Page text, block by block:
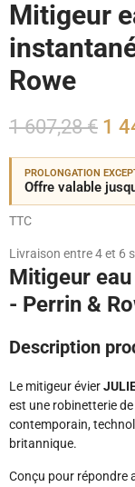
Mitigeur
Rowe
1 607,28 € 1
PROLONGATION
Offre valable
TTC
Livraison entre 4 et 6
Mitigeur
- Perrin &
Description
Le mitigeur évier
est une robinetterie
contemporain,
britannique.
Conçu pour répondre